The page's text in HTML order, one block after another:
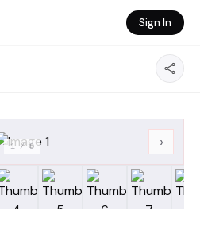
Sign In
›
1/8